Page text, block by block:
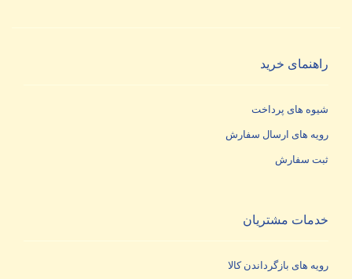
راهنمای خرید
شیوه های پرداخت
رویه های ارسال سفارش
ثبت سفارش
خدمات مشتریان
رویه های بازگرداندن کالا